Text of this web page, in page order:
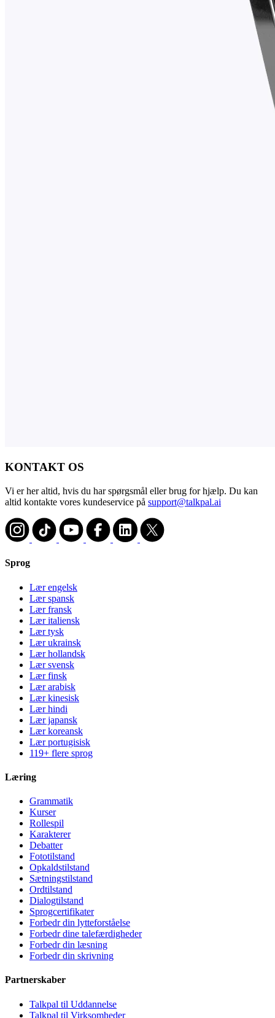
KONTAKT OS
Vi er her altid, hvis du har spørgsmål eller brug for hjælp. Du kan
altid kontakte vores kundeservice på support@talkpal.ai
Sprog
Lær engelsk
Lær spansk
Lær fransk
Lær italiensk
Lær tysk
Lær ukrainsk
Lær hollandsk
Lær svensk
Lær finsk
Lær arabisk
Lær kinesisk
Lær hindi
Lær japansk
Lær koreansk
Lær portugisisk
119+ flere sprog
Læring
Grammatik
Kurser
Rollespil
Karakterer
Debatter
Fototilstand
Opkaldstilstand
Sætningstilstand
Ordtilstand
Dialogtilstand
Sprogcertifikater
Forbedr din lytteforståelse
Forbedr dine talefærdigheder
Forbedr din læsning
Forbedr din skrivning
Partnerskaber
Talkpal til Uddannelse
Talkpal til Virksomheder